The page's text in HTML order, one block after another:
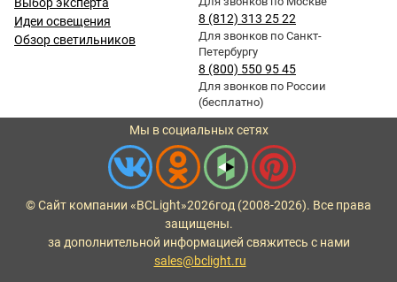
Идеи освещения
Обзор светильников
8 (812) 313 25 22
Для звонков по Санкт-
Петербургу
8 (800) 550 95 45
Для звонков по России
(бесплатно)
Мы в социальных сетях
© Сайт компании «BCLight»2026год (2008-2026). Все права
защищены.
за дополнительной информацией свяжитесь с нами
sales@bclight.ru